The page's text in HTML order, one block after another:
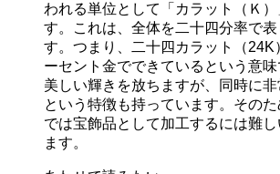
われる単位として「カラット（Ｋ）
す。これは、全体を二十四分率で
す。つまり、二十四カラット（24K
ーセント金でできているという意
美しい輝きを放ちますが、同時に
という特徴も持っています。そのた
では宝飾品として加工するには難し
ます。